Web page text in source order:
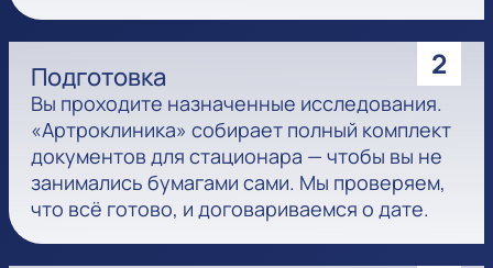
2
Подготовка
Вы проходите назначенные исследования.
«Артроклиника» собирает полный комплект
документов для стационара — чтобы вы не
занимались бумагами сами. Мы проверяем,
что всё готово, и договариваемся о дате.